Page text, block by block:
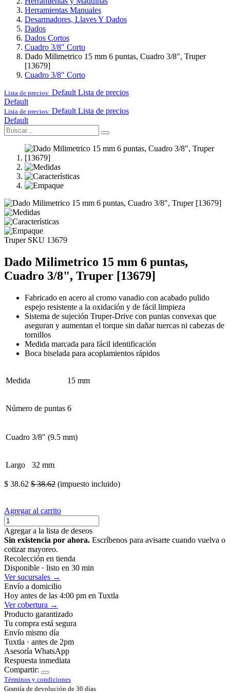
Herramientas Manuales
Desarmadores, Llaves Y Dados
Dados
Dados Cortos
Cuadro 3/8" Corto
Dado Milimetrico 15 mm 6 puntas, Cuadro 3/8", Truper
[13679]
Cuadro 3/8" Corto
Lista de precios: Default Lista de precios
Default
Lista de precios: Default Lista de precios
Default
Truper SKU 13679
Dado Milimetrico 15 mm 6 puntas,
Cuadro 3/8", Truper [13679]
Fabricado en acero al cromo vanadio con acabado pulido
espejo resistente a la oxidación y de fácil limpieza
Sistema de sujeción Truper-Drive con puntas convexas que
aseguran y aumentan el torque sin dañar tuercas ni cabezas de
tornillos
Medida marcada para fácil identificación
Boca biselada para acoplamientos rápidos
Medida 15 mm
Número de puntas 6
Cuadro 3/8" (9.5 mm)
Largo 32 mm
$ 38.62 $38.62 (impuesto incluido)
Agregar al carrito
Agregar a la lista de deseos
Sin existencia por ahora. Escríbenos para avisarte cuando vuelva o
cotizar mayoreo.
Recolección en tienda
Disponible · listo en 30 min
Ver sucursales →
Envío a domicilio
Hoy antes de las 4:00 pm en Tuxtla
Ver cobertura →
Producto garantizado
Tu compra está segura
Envío mismo día
Tuxtla · antes de 2pm
Asesoría WhatsApp
Respuesta inmediata
Compartir:
Términos y condiciones
Grantía de devolución de 30 días